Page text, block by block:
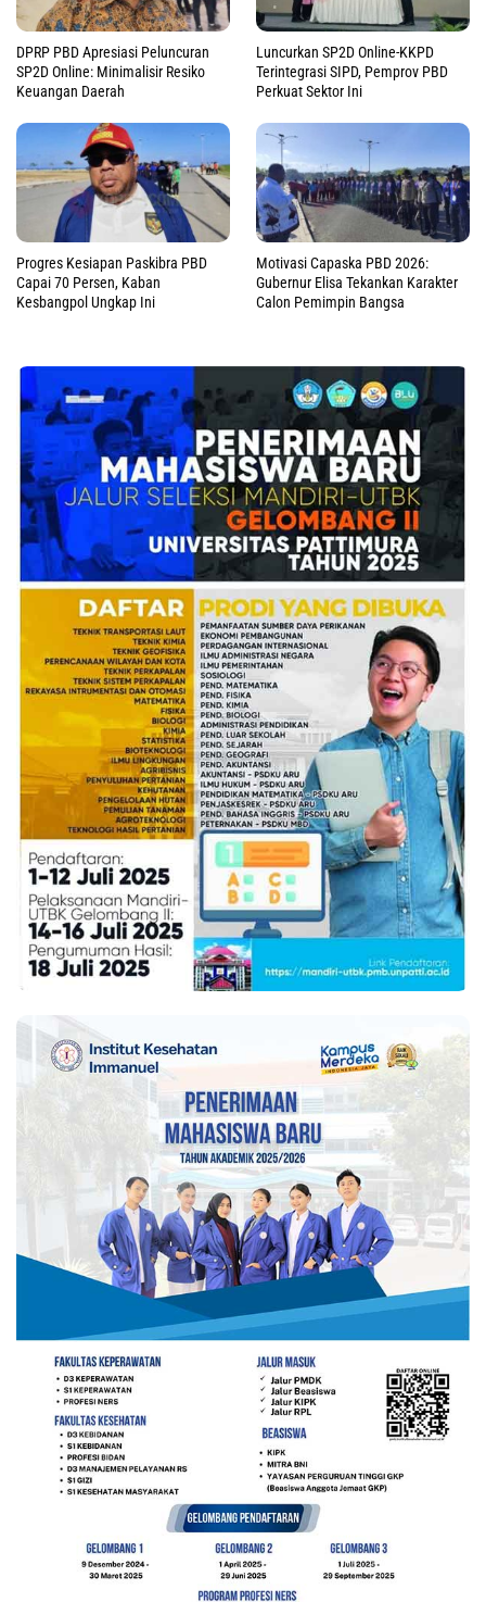
DPRP PBD Apresiasi Peluncuran
SP2D Online: Minimalisir Resiko
Keuangan Daerah
Luncurkan SP2D Online-KKPD
Terintegrasi SIPD, Pemprov PBD
Perkuat Sektor Ini
Progres Kesiapan Paskibra PBD
Capai 70 Persen, Kaban
Kesbangpol Ungkap Ini
Motivasi Capaska PBD 2026:
Gubernur Elisa Tekankan Karakter
Calon Pemimpin Bangsa